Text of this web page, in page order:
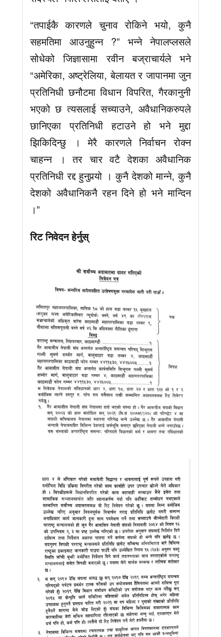
“तपाईकै कारणले चुनाव रोकिने भयो, कुनै
सहमतिमा आउनुहुन्न ?” भन्ने नेपालप्लसले
सोधेको जिज्ञासामा रवीन बज्राचार्यले भने
“अमेरिका, अष्ट्रेलिया, बेलायत र जापानमा जुन
प्रतिनिधी छनौटमा विधान विपरित, गैरकानुनी
भएको छ त्यसलाई सच्याउने, अवैधानिकरुपले
छानिएका प्रतिनिधी हटाउने हो भने मुद्दा
झिकिदिन्छु । मेरै कारणले निर्वाचन रोक्न
चाहन्न । तर चार वटै देशका अवैधानिक
प्रतिनिधी रद्द हुनुपर्‍यो । कुनै देशको मान्ने, कुनै
देशको अवैधानिकनै रहन दिने हो भने मान्दिन
।”
रिट निवेदन हेर्नुस्